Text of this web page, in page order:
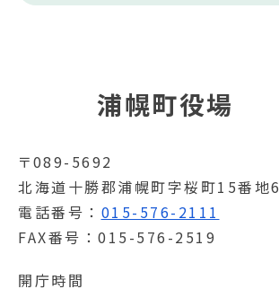
浦幌町役場
〒089-5692
北海道十勝郡浦幌町字桜町15番地6
電話番号
015-576-2111
FAX番号
015-576-2519
開庁時間